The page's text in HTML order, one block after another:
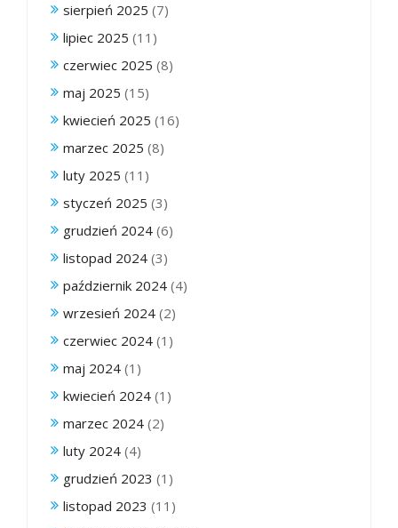
sierpień 2025 (7)
lipiec 2025 (11)
czerwiec 2025 (8)
maj 2025 (15)
kwiecień 2025 (16)
marzec 2025 (8)
luty 2025 (11)
styczeń 2025 (3)
grudzień 2024 (6)
listopad 2024 (3)
październik 2024 (4)
wrzesień 2024 (2)
czerwiec 2024 (1)
maj 2024 (1)
kwiecień 2024 (1)
marzec 2024 (2)
luty 2024 (4)
grudzień 2023 (1)
listopad 2023 (11)